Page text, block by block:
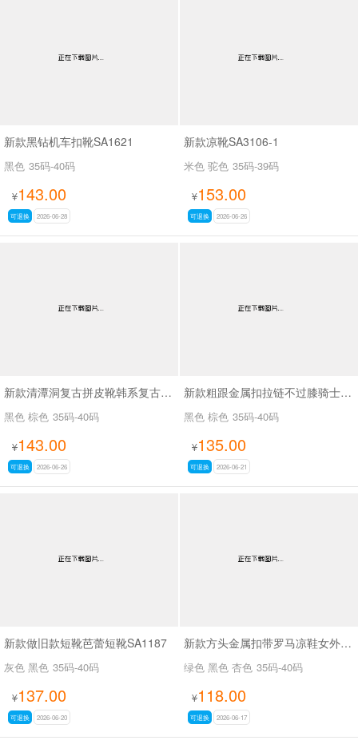
新款黑钻机车扣靴SA1621
黑色 35码-40码
¥143.00
可退换 2026-06-28
新款凉靴SA3106-1
米色 驼色 35码-39码
¥153.00
可退换 2026-06-26
新款清潭洞复古拼皮靴韩系复古拼接骑士靴SA8033
黑色 棕色 35码-40码
¥143.00
可退换 2026-06-26
新款粗跟金属扣拉链不过膝骑士靴复古拼色西部牛仔靴SA709
黑色 棕色 35码-40码
¥135.00
可退换 2026-06-21
新款做旧款短靴芭蕾短靴SA1187
灰色 黑色 35码-40码
¥137.00
可退换 2026-06-20
新款方头金属扣带罗马凉鞋女外穿平底内增高凉鞋SA2652-1
绿色 黑色 杏色 35码-40码
¥118.00
可退换 2026-06-17